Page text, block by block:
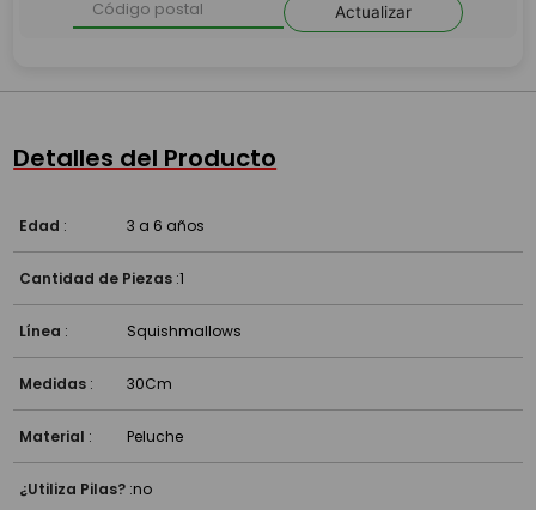
Actualizar
Detalles del Producto
Edad : 3 a 6 años
Cantidad de Piezas :1
Línea : Squishmallows
Medidas : 30Cm
Material : Peluche
¿Utiliza Pilas? :no